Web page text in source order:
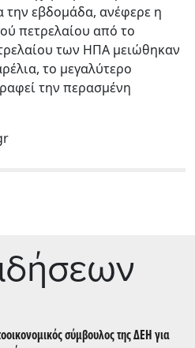
την εβδομάδα, ανέφερε η
πετρελαίου από το
των ΗΠΑ μειώθηκαν
το μεγαλύτερο
την περασμένη
σύμβουλος της ΔΕΗ για